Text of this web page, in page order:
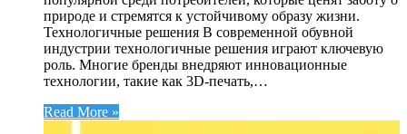
природе и стремятся к устойчивому образу жизни.
Технологичные решения В современной обувной
индустрии технологичные решения играют ключевую
роль. Многие бренды внедряют инновационные
технологии, такие как 3D-печать,…
Read More »